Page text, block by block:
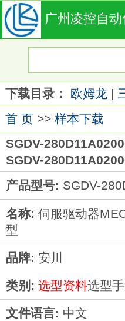
广州凌控自
下载目录： 欧姆龙 |
首 页>> 样本下载
SGDV-
SGDV-
产品型号: SGDV-
名称: 伺服驱动器
型
品牌: 安川
类别: 选型资料选型
文件语言: 中文